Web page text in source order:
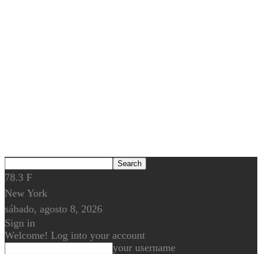
78.3 F
New York
sábado, agosto 8, 2026
Sign in
Welcome! Log into your account
your username